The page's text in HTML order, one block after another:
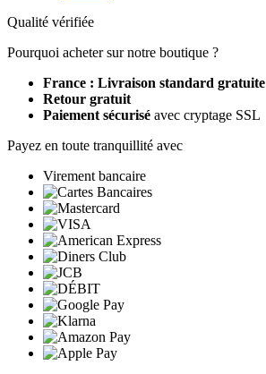
Qualité vérifiée
Pourquoi acheter sur notre boutique ?
France : Livraison standard gratuite
Retour gratuit
Paiement sécurisé avec cryptage SSL
Payez en toute tranquillité avec
Virement bancaire